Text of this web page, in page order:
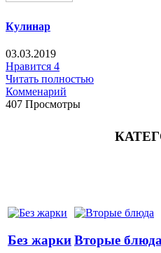
Кулинар
03.03.2019
Нравится 4
Читать полностью
Комменарий
407 Просмотры
Без жаркиВторые блюда